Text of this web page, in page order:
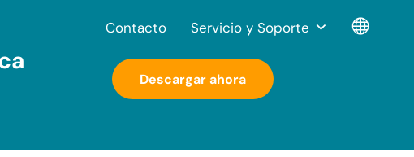
Descargar ahora
Contacto Servicio y Soporte